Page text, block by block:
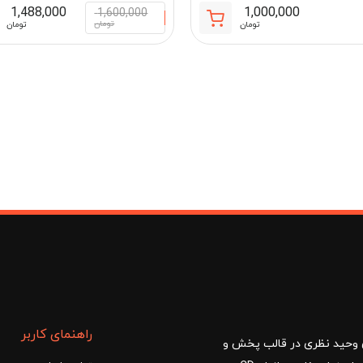
1,000,000
تومان
1,600,000
تومان
1,488,000
تومان
با مدیریت آقای وحید نظری در قالب پخش و
راهنمای کاربر